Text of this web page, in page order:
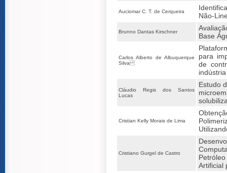
Auciomar C. T. de Cerqueira
Não-
Brunno Dantas Kirschner
Base
Carlos Alberto de Albuquerque
Silva
para
de
Cláudio Regis dos Santos
Lucas
Estudo
Cristian Kelly Morais de Lima
Cristiano Gurgel de Castro
Artificial